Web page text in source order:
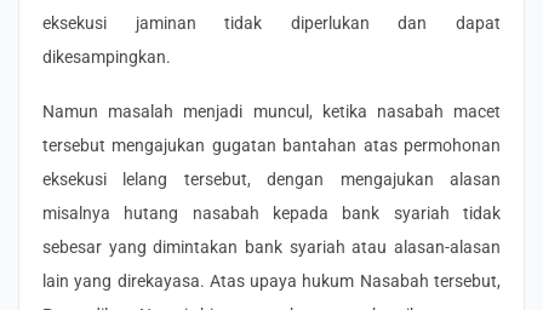
eksekusi jaminan tidak diperlukan dan dapat
dikesampingkan.
Namun masalah menjadi muncul, ketika nasabah macet
tersebut mengajukan gugatan bantahan atas permohonan
eksekusi lelang tersebut, dengan mengajukan alasan
misalnya hutang nasabah kepada bank syariah tidak
sebesar yang dimintakan bank syariah atau alasan-alasan
lain yang direkayasa. Atas upaya hukum Nasabah tersebut,